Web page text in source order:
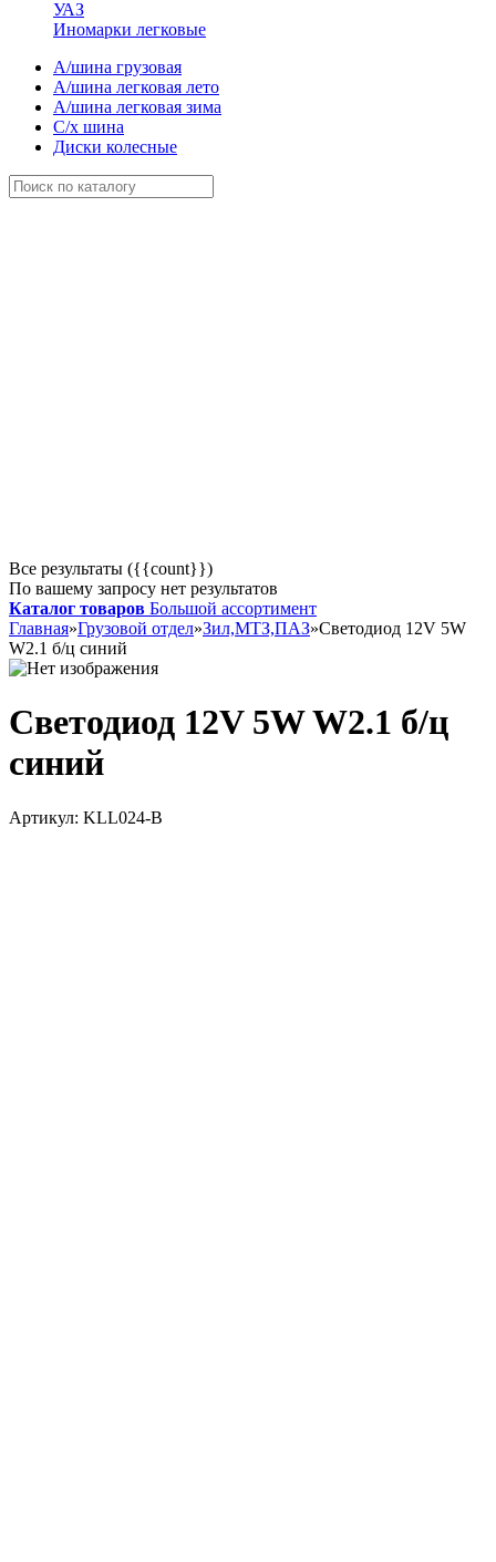
УАЗ
Иномарки легковые
А/шина грузовая
А/шина легковая лето
А/шина легковая зима
С/х шина
Диски колесные
Все результаты ({{count}})
По вашему запросу нет результатов
Каталог товаров Большой ассортимент
Главная»Грузовой отдел»Зил,МТЗ,ПАЗ»Светодиод 12V 5W
W2.1 б/ц синий
Светодиод 12V 5W W2.1 б/ц
синий
Артикул: KLL024-В